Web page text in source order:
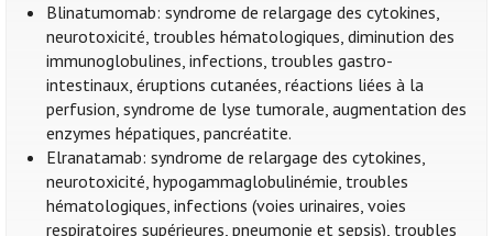
Blinatumomab: syndrome de relargage des cytokines,
neurotoxicité, troubles hématologiques, diminution des
immunoglobulines, infections, troubles gastro-
intestinaux, éruptions cutanées, réactions liées à la
perfusion, syndrome de lyse tumorale, augmentation des
enzymes hépatiques, pancréatite.
Elranatamab: syndrome de relargage des cytokines,
neurotoxicité, hypogammaglobulinémie, troubles
hématologiques, infections (voies urinaires, voies
respiratoires supérieures, pneumonie et sepsis), troubles